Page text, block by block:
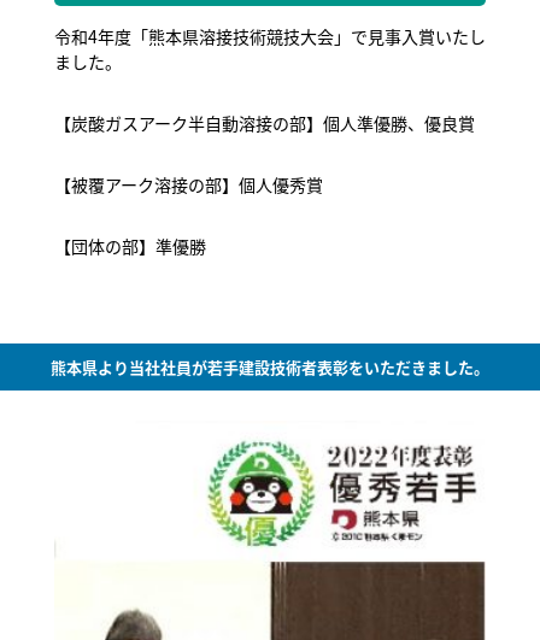
令和4年度「熊本県溶接技術競技大会」で見事入賞いたし
ました。
【炭酸ガスアーク半自動溶接の部】個人準優勝、優良賞
【被覆アーク溶接の部】個人優秀賞
【団体の部】準優勝
熊本県より当社社員が若手建設技術者表彰をいただきました。